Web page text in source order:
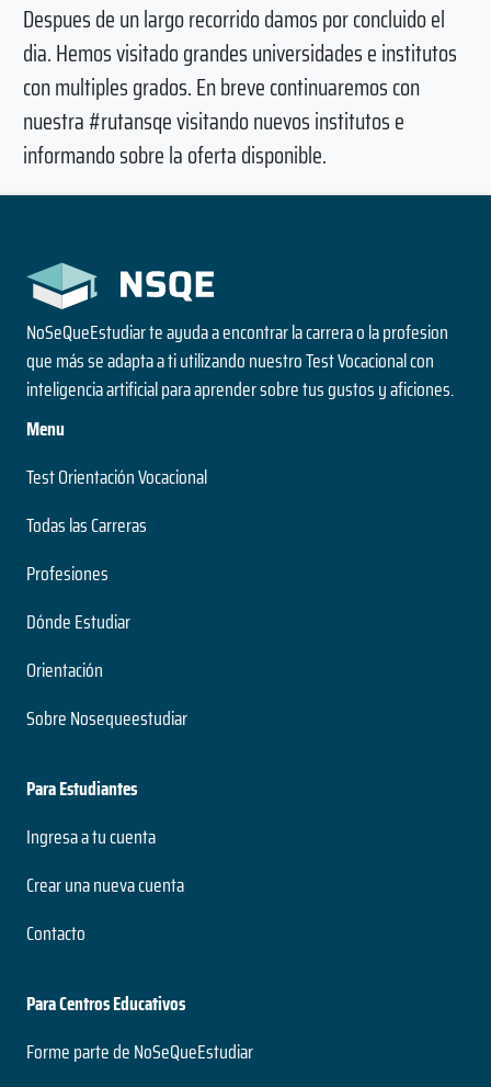
Despues de un largo recorrido damos por concluido el
dia. Hemos visitado grandes universidades e institutos
con multiples grados. En breve continuaremos con
nuestra #rutansqe visitando nuevos institutos e
informando sobre la oferta disponible.
NoSeQueEstudiar te ayuda a encontrar la carrera o la profesion
que más se adapta a ti utilizando nuestro Test Vocacional con
inteligencia artificial para aprender sobre tus gustos y aficiones.
Menu
Test Orientación Vocacional
Todas las Carreras
Profesiones
Dónde Estudiar
Orientación
Sobre Nosequeestudiar
Para Estudiantes
Ingresa a tu cuenta
Crear una nueva cuenta
Contacto
Para Centros Educativos
Forme parte de NoSeQueEstudiar